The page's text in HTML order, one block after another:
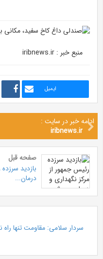
منبع خبر : iribnews.ir
ایمیل
ادامه خبر در سایت :
iribnews.ir
صفحه قبل
بازدید
درمان...
سردار سلامی: مقاومت تنها راه